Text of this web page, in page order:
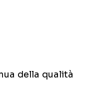
della qualità